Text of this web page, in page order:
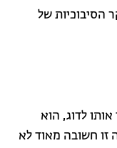
הסיבוכיות של
לדוג, הוא
זו חשובה מאוד לא